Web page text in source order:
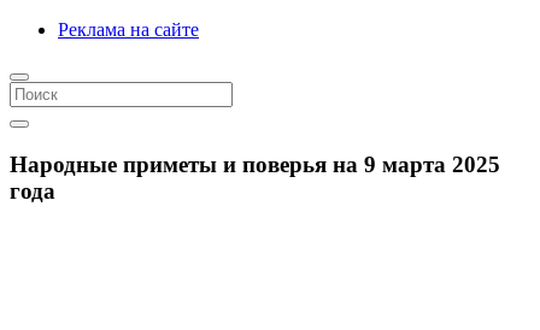
Реклама на сайте
Народные приметы и поверья на 9 марта 2025
года